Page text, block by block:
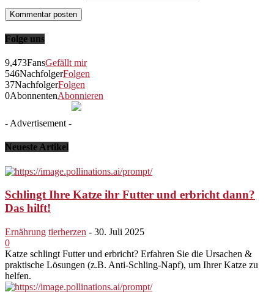
Folge uns
9,473FansGefällt mir
546NachfolgerFolgen
37NachfolgerFolgen
0AbonnentenAbonnieren
- Advertisement -
Neueste Artikel
Schlingt Ihre Katze ihr Futter und erbricht dann?
Das hilft!
Ernährung tierherzen - 30. Juli 2025
0
Katze schlingt Futter und erbricht? Erfahren Sie die Ursachen &
praktische Lösungen (z.B. Anti-Schling-Napf), um Ihrer Katze zu
helfen.